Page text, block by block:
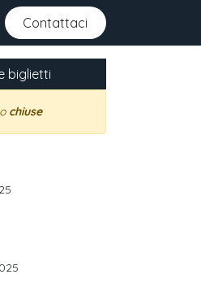
Contatta​​ci
biglietti
chiuse